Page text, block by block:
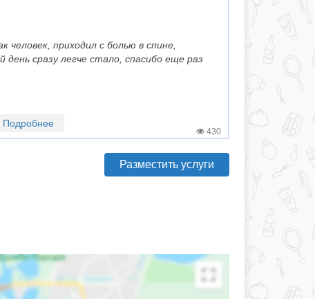
приходил с болью в спине,
сразу легче стало, спасибо еще раз
Подробнее
430
Разместить услуги